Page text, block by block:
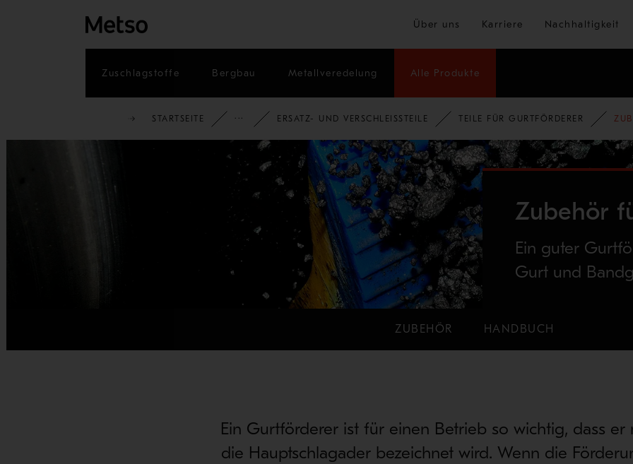
Zum Hauptinhalt springen
Über uns Karriere Nachhaltigkeit
Zuschlagstoffe Bergbau Metallveredelung Alle Produkte
STARTSEITE PRODUKTE UND SERVICES
ERSATZ- UND VERSCHLEISSTEILE TEILE FÜR GURTFÖRDERER
Zubehör
Ein guter
Gurt und
ZUBEHÖR HANDBUCH
Ein Gurtförderer ist für einen Betrieb so wichtig, dass er
die Hauptschlagader bezeichnet wird. Wenn die